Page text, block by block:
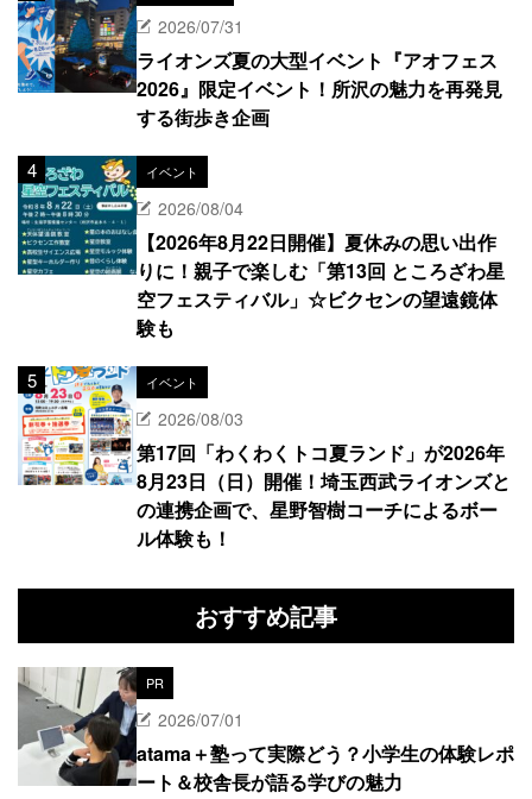
2026/07/31
ライオンズ夏の大型イベント『アオフェス
2026』限定イベント！所沢の魅力を再発見
する街歩き企画
イベント
2026/08/04
【2026年8月22日開催】夏休みの思い出作
りに！親子で楽しむ「第13回 ところざわ星
空フェスティバル」☆ビクセンの望遠鏡体
験も
イベント
2026/08/03
第17回「わくわくトコ夏ランド」が2026年
8月23日（日）開催！埼玉西武ライオンズと
の連携企画で、星野智樹コーチによるボー
ル体験も！
おすすめ記事
PR
2026/07/01
atama＋塾って実際どう？小学生の体験レポ
ート＆校舎長が語る学びの魅力